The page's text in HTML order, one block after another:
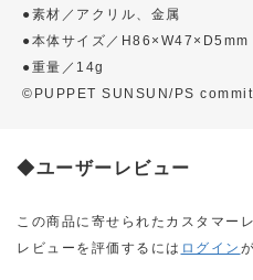
●素材／アクリル、金属
●本体サイズ／H86×W47×D5mm
●重量／14g
©PUPPET SUNSUN/PS
◆ユーザーレビュー
この商品に寄せられたカスタマー
レビューを評価するには ログイン